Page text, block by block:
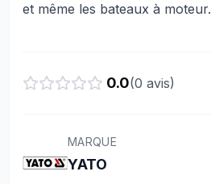
et même les bateaux à moteur.
0.0(0 avis)
MARQUE
YATO